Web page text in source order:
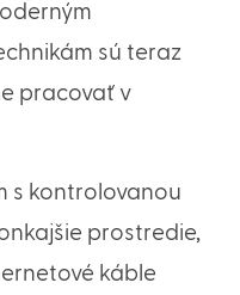
sú teraz
pracovať v
s kontrolovanou
prostredie,
káble